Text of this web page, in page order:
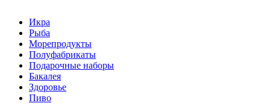
Икра
Рыба
Морепродукты
Полуфабрикаты
Подарочные наборы
Бакалея
Здоровье
Пиво